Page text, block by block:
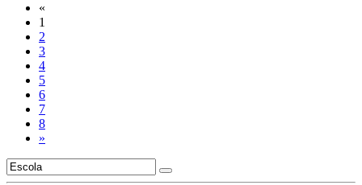
«
1
2
3
4
5
6
7
8
»